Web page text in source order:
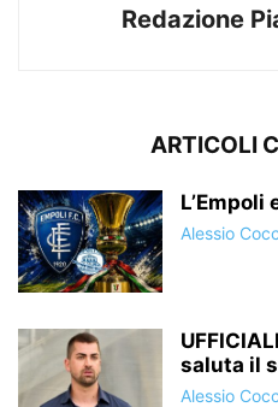
Redazione
ARTICOLI
L’Empoli
Alessio
saluta il
Alessio